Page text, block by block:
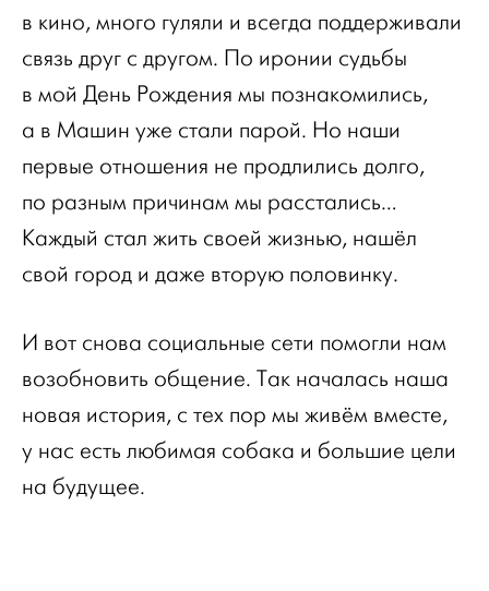
в кино, много гуляли и всегда поддерживали
связь друг с другом. По иронии судьбы
в мой День Рождения мы познакомились,
а в Машин уже стали парой. Но наши
первые отношения не продлились долго,
по разным причинам мы расстались…
Каждый стал жить своей жизнью, нашёл
свой город и даже вторую половинку.
И вот снова социальные сети помогли нам
возобновить общение. Так началась наша
новая история, c тех пор мы живём вместе,
у нас есть любимая собака и большие цели
на будущее.